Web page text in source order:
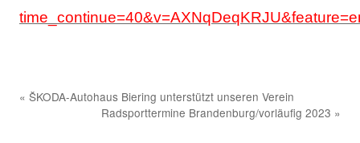
« ŠKODA-Autohaus Biering unterstützt unseren Verein
Radsporttermine Brandenburg/vorläufig 2023 »